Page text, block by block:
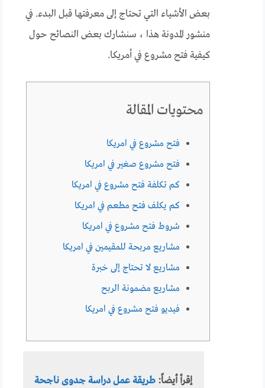
بعض الأشياء التي تحتاج إلى معرفتها قبل البدء. في
منشور المدونة هذا ، سنشارك بعض النصائح حول
كيفية فتح مشروع في أمريكا.
محتويات المقالة
فتح مشروع في امريكا
فتح مشروع صغير في امريكا
كم تكلفة فتح مشروع في امريكا
كم يكلف فتح مطعم في امريكا
شروط فتح مشروع في امريكا
مشاريع مربحة للمقيمين في امريكا
مشاريع لا تحتاج إلى خبرة
مشاريع مضمونة الربح
فيديو فتح مشروع في امريكا
إقرأ أيضاً: طريقة عمل دراسة جدوى ناجحة